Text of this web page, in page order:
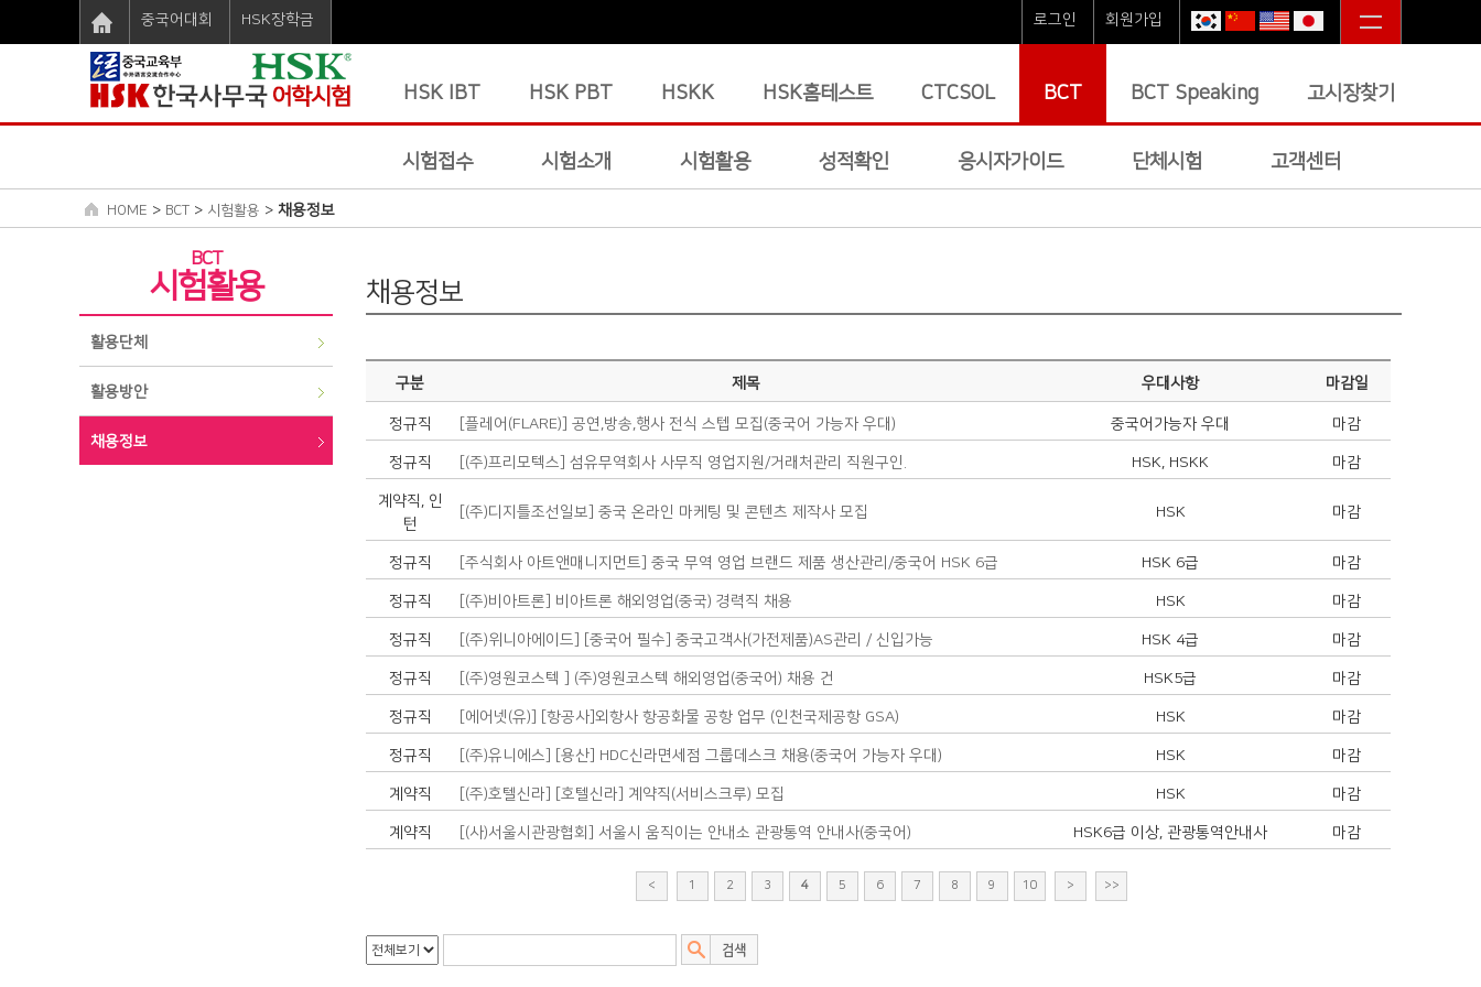
중국어대회 HSK장학금 로그인 회원가입
HSK IBT HSK PBT HSKK HSK홈테스트 CTCSOL BCT BCT Speaking 고시장찾기
시험접수 시험소개 시험활용 성적확인 응시자가이드 단체시험 고객센터
HOME > BCT > 시험활용 > 채용정보
BCT
시험활용
활용단체
활용방안
채용정보
채용정보
구분 제목 우대사항 마감일
정규직 [플레어(FLARE)] 공연,방송,행사 전식 스텝 모집(중국어 가능자 우대) 중국어가능자 우대 마감
정규직 [(주)프리모텍스] 섬유무역회사 사무직 영업지원/거래처관리 직원구인. HSK, HSKK 마감
계약직, 인
턴
[(주)디지틀조선일보] 중국 온라인 마케팅 및 콘텐츠 제작사 모집 HSK 마감
정규직 [주식회사 아트앤매니지먼트] 중국 무역 영업 브랜드 제품 생산관리/중국어 HSK 6급 HSK 6급 마감
정규직 [(주)비아트론] 비아트론 해외영업(중국) 경력직 채용 HSK 마감
정규직 [(주)위니아에이드] [중국어 필수] 중국고객사(가전제품)AS관리 / 신입가능 HSK 4급 마감
정규직 [(주)영원코스텍 ] (주)영원코스텍 해외영업(중국어) 채용 건 HSK5급 마감
정규직 [에어넷(유)] [항공사]외항사 항공화물 공항 업무 (인천국제공항 GSA) HSK 마감
정규직 [(주)유니에스] [용산] HDC신라면세점 그룹데스크 채용(중국어 가능자 우대) HSK 마감
계약직 [(주)호텔신라] [호텔신라] 계약직(서비스크루) 모집 HSK 마감
계약직 [(사)서울시관광협회] 서울시 움직이는 안내소 관광통역 안내사(중국어) HSK6급 이상, 관광통역안내사 마감
< 1 2 3 4 5 6 7 8 9 10 > >>